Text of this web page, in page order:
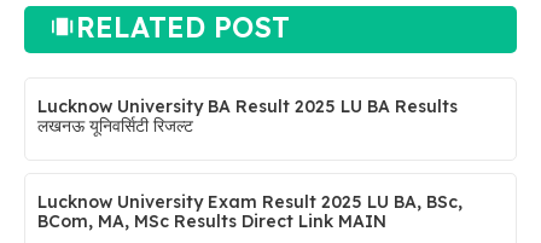
RELATED POST
Lucknow University BA Result 2025 LU BA Results
लखनऊ यूनिवर्सिटी रिजल्ट
Lucknow University Exam Result 2025 LU BA, BSc,
BCom, MA, MSc Results Direct Link MAIN